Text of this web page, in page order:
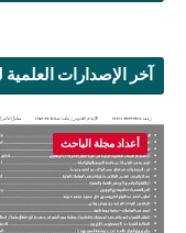
آخر الإصدارات
أعداد مجلة الباحث